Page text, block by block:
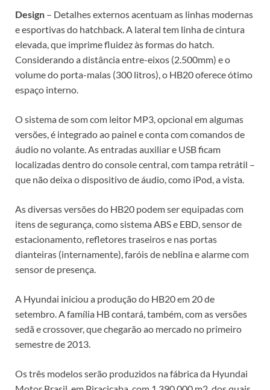
Design – Detalhes externos acentuam as linhas modernas
e esportivas do hatchback. A lateral tem linha de cintura
elevada, que imprime fluidez às formas do hatch.
Considerando a distância entre-eixos (2.500mm) e o
volume do porta-malas (300 litros), o HB20 oferece ótimo
espaço interno.
O sistema de som com leitor MP3, opcional em algumas
versões, é integrado ao painel e conta com comandos de
áudio no volante. As entradas auxiliar e USB ficam
localizadas dentro do console central, com tampa retrátil –
que não deixa o dispositivo de áudio, como iPod, a vista.
As diversas versões do HB20 podem ser equipadas com
itens de segurança, como sistema ABS e EBD, sensor de
estacionamento, refletores traseiros e nas portas
dianteiras (internamente), faróis de neblina e alarme com
sensor de presença.
A Hyundai iniciou a produção do HB20 em 20 de
setembro. A família HB contará, também, com as versões
sedã e crossover, que chegarão ao mercado no primeiro
semestre de 2013.
Os três modelos serão produzidos na fábrica da Hyundai